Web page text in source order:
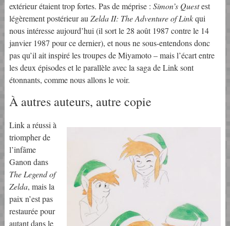
extérieur étaient trop fortes. Pas de méprise : Simon’s Questest
légèrement postérieur auZelda II: The Adventure of Linkqui
nous intéresse aujourd’hui (il sort le 28 août 1987 contre le 14
janvier 1987 pour ce dernier), et nous ne sous-entendons donc
pas qu’il ait inspiré les troupes de Miyamoto – mais l’écart entre
les deux épisodes et le parallèle avec la saga de Link sont
étonnants, comme nous allons le voir.
À autres auteurs, autre copie
Link a réussi à
triompher de
l’infâme
Ganon dans
The Legend of
Zelda, mais la
paix n’est pas
restaurée pour
autant dans le